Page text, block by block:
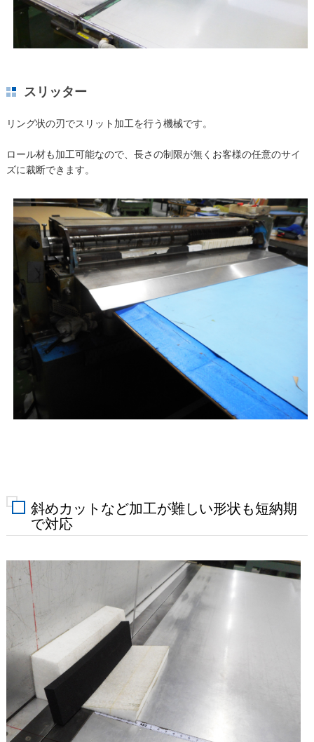
スリッター
リング状の刃でスリット加工を行う機械です。
ロール材も加工可能なので、長さの制限が無くお客様の任意のサイ
ズに裁断できます。
斜めカットなど加工が難しい形状も短納期
で対応